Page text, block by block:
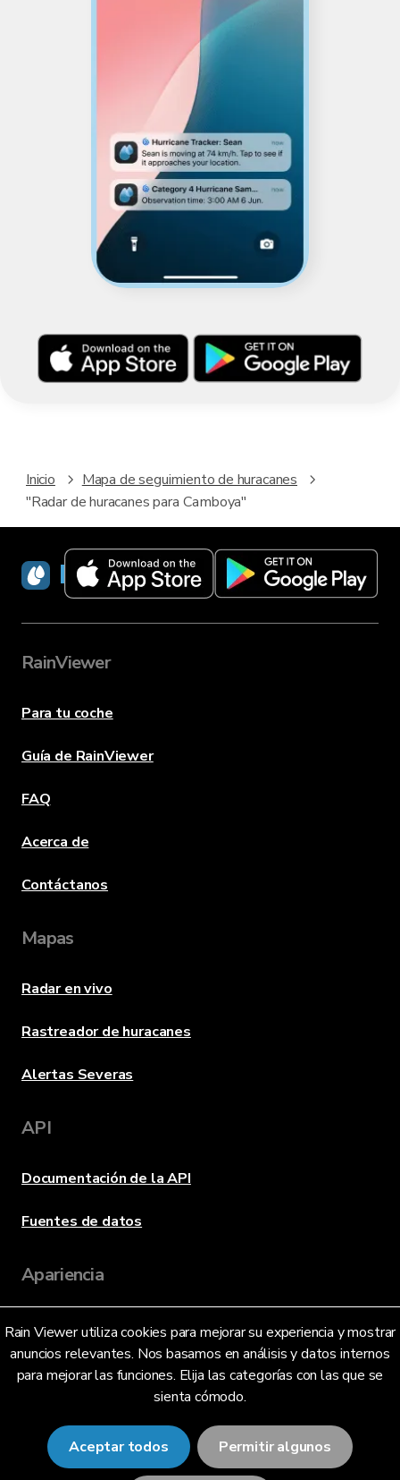
Rain Viewer utiliza cookies para mejorar su experiencia y mostrar
anuncios relevantes. Nos basamos en análisis y datos internos
para mejorar las funciones. Elija las categorías con las que se
sienta cómodo.
Aceptar todos Permitir algunos
Inicio
Mapa de seguimiento de huracanes
"Radar de huracanes para Camboya"
RainViewer
RainViewer
Para tu coche
Guía de RainViewer
FAQ
Acerca de
Contáctanos
Mapas
Radar en vivo
Rastreador de huracanes
Alertas Severas
API
Documentación de la API
Fuentes de datos
Apariencia
Idioma